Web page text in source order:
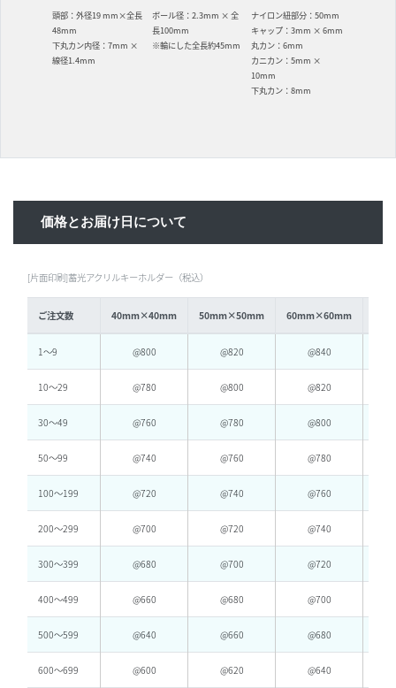
頭部：外径19 mm×全長
48mm
下丸カン内径：7mm ×
線径1.4mm
ボール径：2.3mm × 全
長100mm
※輪にした全長約45mm
ナイロン紐部分：50mm
キャップ：3mm × 6mm
丸カン：6mm
カニカン：5mm ×
10mm
下丸カン：8mm
価格とお届け日について
[片面印刷]蓄光アクリルキーホルダー（税込）
ご注文数 40mm×40mm 50mm×50mm 60mm×60mm
1〜9 @800 @820 @840
10〜29 @780 @800 @820
30〜49 @760 @780 @800
50〜99 @740 @760 @780
100〜199 @720 @740 @760
200〜299 @700 @720 @740
300〜399 @680 @700 @720
400〜499 @660 @680 @700
500〜599 @640 @660 @680
600〜699 @600 @620 @640